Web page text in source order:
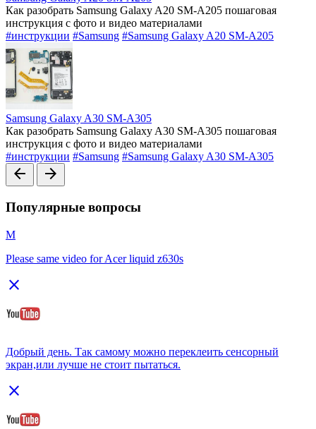
Как разобрать Samsung Galaxy A20 SM-A205 пошаговая
инструкция с фото и видео материалами
#инструкции #Samsung #Samsung Galaxy A20 SM-A205
Samsung Galaxy A30 SM-A305
Как разобрать Samsung Galaxy A30 SM-A305 пошаговая
инструкция с фото и видео материалами
#инструкции #Samsung #Samsung Galaxy A30 SM-A305
arrow_back arrow_forward
Популярные вопросы
M
Please same video for Acer liquid z630s
close
Добрый день. Так самому можно переклеить сенсорный
экран,или лучше не стоит пытаться.
close